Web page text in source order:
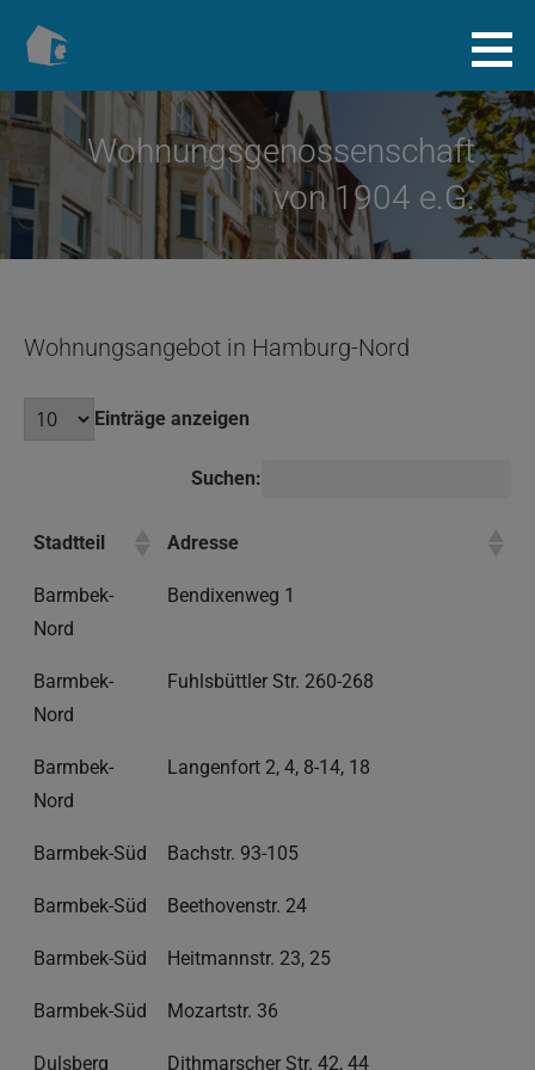
Inhalt
Baugenossenschaft.info
Wohnungsgenossenschaft
von 1904 e.G.
Wohnungsangebot in Hamburg-Nord
Einträge anzeigen
Suchen:
Stadtteil Adresse
Barmbek-
Nord
Bendixenweg 1
Barmbek-
Nord
Fuhlsbüttler Str. 260-268
Barmbek-
Nord
Langenfort 2, 4, 8-14, 18
Barmbek-Süd Bachstr. 93-105
Barmbek-Süd Beethovenstr. 24
Barmbek-Süd Heitmannstr. 23, 25
Barmbek-Süd Mozartstr. 36
Dulsberg Dithmarscher Str. 42, 44